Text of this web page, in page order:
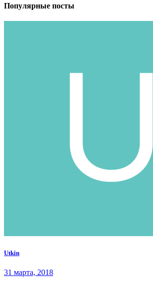
Популярные посты
Utkin
31 марта, 2018